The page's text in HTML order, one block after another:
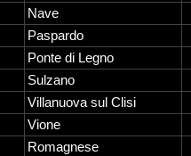
Nave
Paspardo
Ponte di Legno
Sulzano
Villanuova sul Clisi
Vione
Romagnese